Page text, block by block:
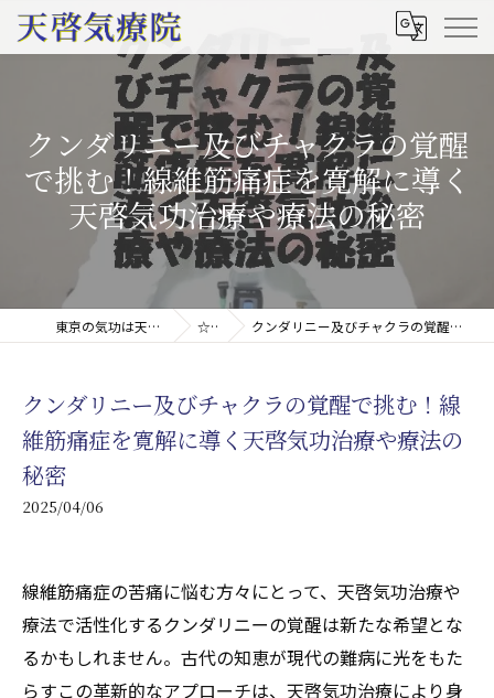
クンダリニー及びチャクラの覚醒
で挑む！線維筋痛症を寛解に導く
天啓気功治療や療法の秘密
東京の気功は天啓気療院(天啓気功療法治療院) ☆コラム クンダリニー及びチャクラの覚醒で挑む！線維筋痛症を寛解に導く天啓気功治療や療法の秘密
クンダリニー及びチャクラの覚醒で挑む！線
維筋痛症を寛解に導く天啓気功治療や療法の
秘密
2025/04/06
線維筋痛症の苦痛に悩む方々にとって、天啓気功治療や
療法で活性化するクンダリニーの覚醒は新たな希望とな
るかもしれません。古代の知恵が現代の難病に光をもた
らすこの革新的なアプローチは、天啓気功治療により身